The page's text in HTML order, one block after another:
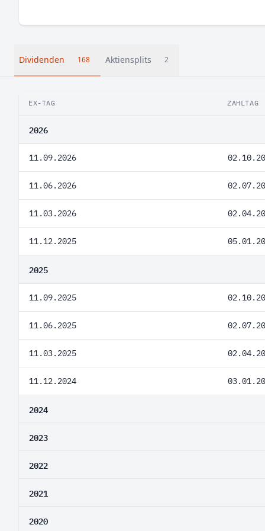
Dividenden 168 Aktiensplits 2
EX-TAG ZAHLTAG
2026
11.09.2026
11.06.2026
11.03.2026
11.12.2025
2025
11.09.2025
11.06.2025
11.03.2025
11.12.2024
2024
2023
2022
2021
2020